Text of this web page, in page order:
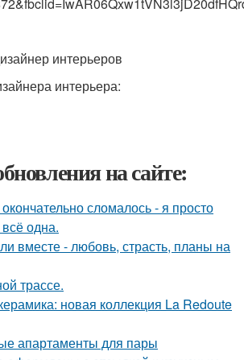
интерьеров
интерьера:
на сайте:
сломалось - я просто
одна.
вместе - любовь, страсть, планы на
трассе.
новая коллекция La Redoute
апартаменты для пары